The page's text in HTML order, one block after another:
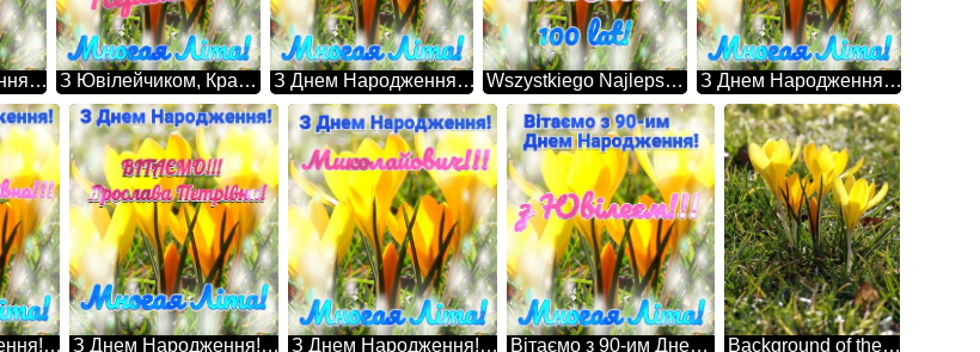
З Днем Народження! Щастя! Здоров'я! Миру! Перемоги! Лінда! Квіти золотистого кольору З Ювілейчиком, Красунечко! Многая Літа! Здоров’я! Миру! Перемоги! Квіти золотистого кольору З Днем Народження! Многая Літа! Руслана Миколаївна! Квіти золотистого кольору Wszystkiego Najlepszego W Dniu Urodzin! 100 Lat! Alesia ! Квіти золотистого кольору З Днем Народження! з Ювілейчиком! Многая Літа! Ярославович!!! Квіти золотистого кольору
З Днем Народження! Многая Літа! Галина Йосипівна!!! Квіти золотистого кольору З Днем Народження! Многая Літа! ВІТАЄМО!!! Ярослава Петрівна! Квіти золотистого кольору З Днем Народження! Многая Літа! Миколайович!!! Квіти золотистого кольору Вітаємо з 90-им Днем Народження! Многая Літа! з Ювілеєм!!! Квіти золотистого кольору Background of the first spring flowers on the grass